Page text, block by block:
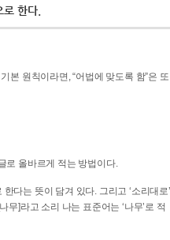
한다.
본 원칙이라면, “어법에 맞도록 함”은 또
로 올바르게 적는 방법이다.
다는 뜻이 담겨 있다. 그리고 ‘소리대로’